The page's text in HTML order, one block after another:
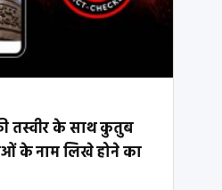
तस्वीर के साथ कुतुब
के नाम लिखे होने का